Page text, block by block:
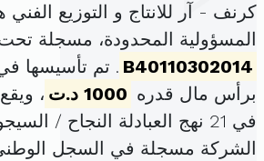
كرنف - آر للانتاج و التوزيع
المسؤولية المحدودة، مسجلة تحت
B40110302014
برأس مال قدره 1000 د.ت
،
في 21 نهج العبادلة النجاح / السيجومي (
الشركة مسجلة في السجل